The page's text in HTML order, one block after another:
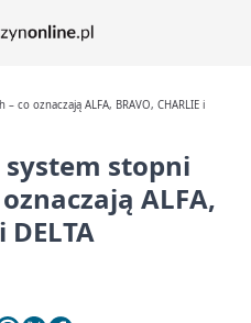
co oznaczają ALFA, BRAVO, CHARLIE i
stopni
ALFA,
DELTA